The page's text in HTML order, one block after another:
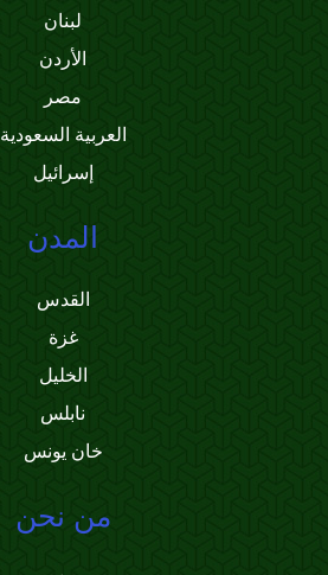
لبنان
الأردن
مصر
العربية السعودية
إسرائيل
المدن
القدس
غزة
الخليل
نابلس
خان يونس
من نحن